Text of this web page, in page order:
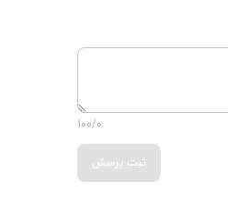
100/0
ثبت پرسش